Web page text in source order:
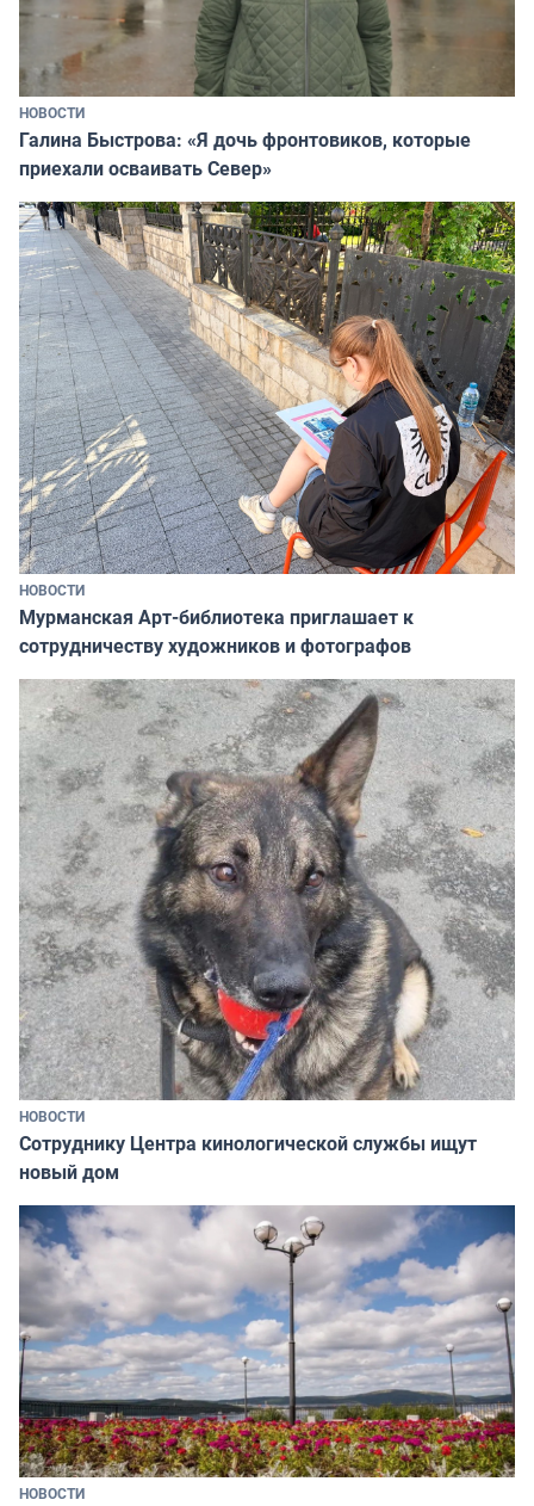
НОВОСТИ
Галина Быстрова: «Я дочь фронтовиков, которые
приехали осваивать Север»
НОВОСТИ
Мурманская Арт-библиотека приглашает к
сотрудничеству художников и фотографов
НОВОСТИ
Сотруднику Центра кинологической службы ищут
новый дом
НОВОСТИ